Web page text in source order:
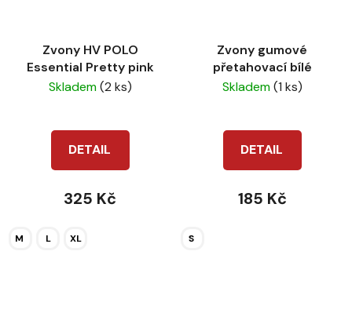
Zvony HV POLO
Essential Pretty pink
Skladem(2 ks)
DETAIL
325 Kč
M L XL
Zvony gumové
přetahovací bílé
Skladem(1 ks)
DETAIL
185 Kč
S